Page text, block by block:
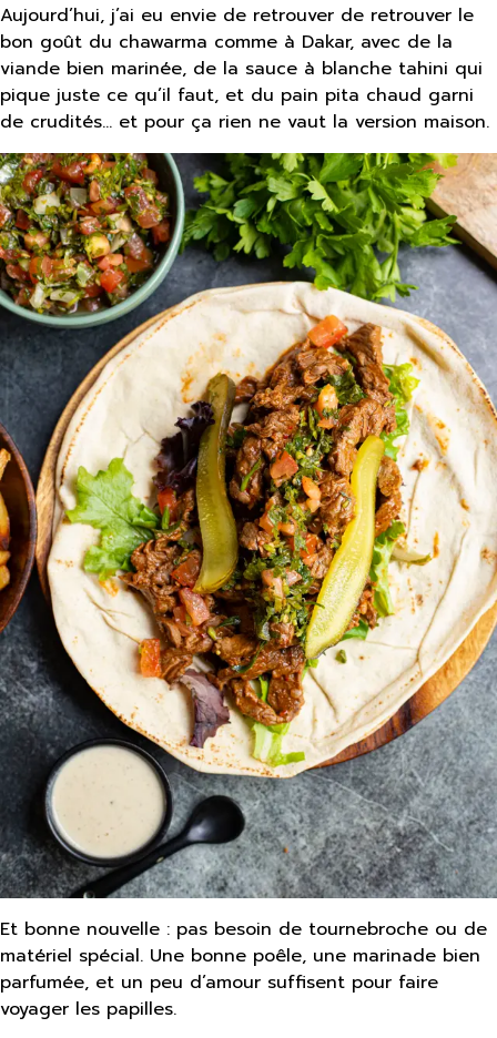
Aujourd’hui, j’ai eu envie de retrouver de retrouver le
bon goût du chawarma comme à Dakar, avec de la
viande bien marinée, de la sauce à blanche tahini qui
pique juste ce qu’il faut, et du pain pita chaud garni
de crudités… et pour ça rien ne vaut la version maison.
Et bonne nouvelle : pas besoin de tournebroche ou de
matériel spécial. Une bonne poêle, une marinade bien
parfumée, et un peu d’amour suffisent pour faire
voyager les papilles.